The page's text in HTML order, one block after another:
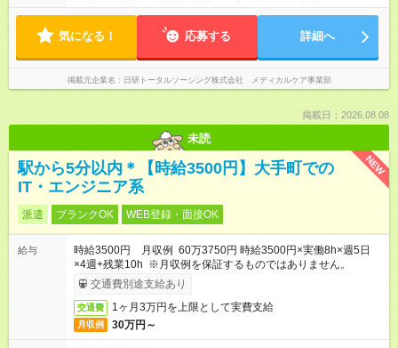
気になる！ 応募する 詳細へ
掲載元企業名 日研トータルソーシング株式会社 メディカルケア事業部
掲載日：2026.08.08
未読
NEW
駅から5分以内＊【時給3500円】大手町での
IT・エンジニア系
派遣 ブランクOK WEB登録・面接OK
給与
時給3500円 月収例 60万3750円 時給3500円×実働8h×週5日
×4週+残業10h ※月収例を保証するものではありません。
交通費別途支給あり
交通費 1ヶ月3万円を上限として実費支給
月収例 30万円～